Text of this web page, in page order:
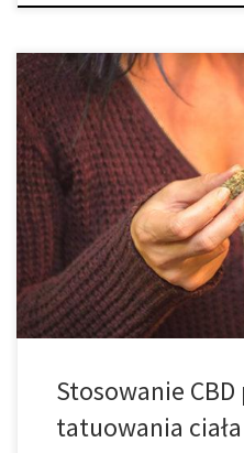
Czy stosowanie CBD podczas
kontrolowaniu doświadczanego
dlaczego chcesz mieć tatuaż,
zawsze spodziewać. Palenie
studia tatuażu jest czymś, co
badania pokazują, że to
[…]
Stosowanie CBD
tatuowania ciała